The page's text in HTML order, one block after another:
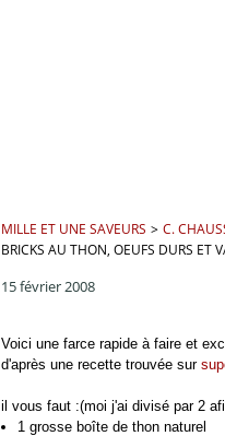
MILLE ET UNE SAVEURS > C.
BRICKS AU THON, OEUFS DURS ET
15 février 2008
Voici une farce rapide à faire et
d'après une recette trouvée sur
il vous faut :(moi j'ai divisé par 2
1 grosse boîte de thon naturel